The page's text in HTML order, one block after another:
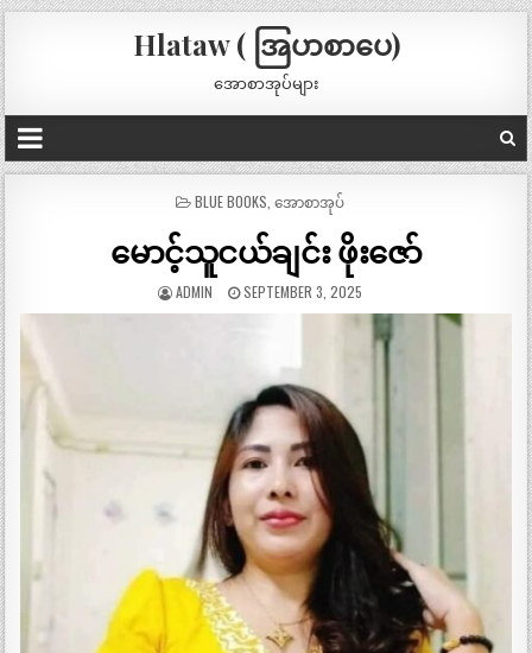
Hlataw ( အြပာစာပေ)
အောစာအုပ်များ
POSTED
BLUE BOOKS အောစာအုပ်
မောင့်သူငယ်ချင်း ဖိုးဇော်
ADMIN SEPTEMBER 3, 2025